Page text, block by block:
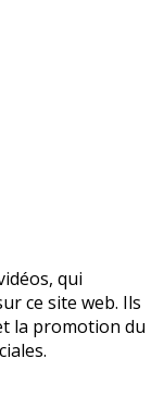
qui
ce site web. Ils
la promotion du